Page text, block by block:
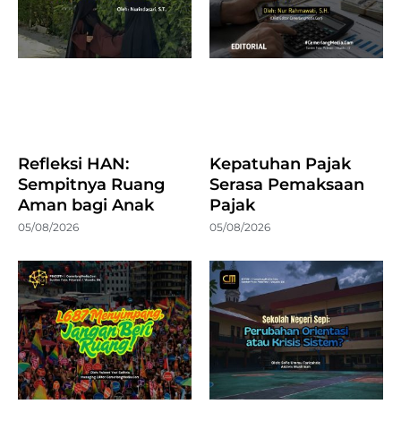
Refleksi HAN:
Sempitnya Ruang
Aman bagi Anak
05/08/2026
Kepatuhan Pajak
Serasa Pemaksaan
Pajak
05/08/2026